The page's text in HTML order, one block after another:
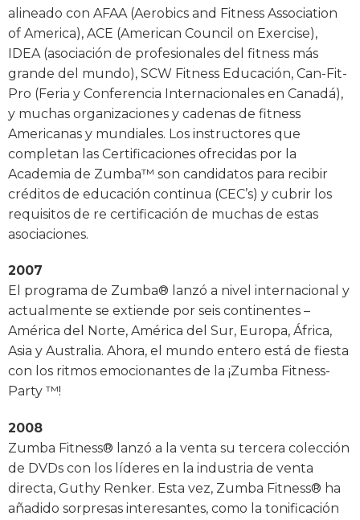
alineado con AFAA (Aerobics and Fitness Association
of America), ACE (American Council on Exercise),
IDEA (asociación de profesionales del fitness más
grande del mundo), SCW Fitness Educación, Can-Fit-
Pro (Feria y Conferencia Internacionales en Canadá),
y muchas organizaciones y cadenas de fitness
Americanas y mundiales. Los instructores que
completan las Certificaciones ofrecidas por la
Academia de Zumba™ son candidatos para recibir
créditos de educación continua (CEC’s) y cubrir los
requisitos de re certificación de muchas de estas
asociaciones.
2007
El programa de Zumba® lanzó a nivel internacional y
actualmente se extiende por seis continentes –
América del Norte, América del Sur, Europa, África,
Asia y Australia. Ahora, el mundo entero está de fiesta
con los ritmos emocionantes de la ¡Zumba Fitness-
Party ™!
2008
Zumba Fitness® lanzó a la venta su tercera colección
de DVDs con los líderes en la industria de venta
directa, Guthy Renker. Esta vez, Zumba Fitness® ha
añadido sorpresas interesantes, como la tonificación